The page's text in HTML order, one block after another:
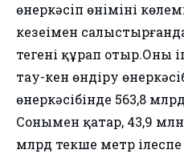
өнеркәсiп өнiмiнің
кезеңімен
теңгені құрап отыр.Оның
тау-кен өндіру
өнеркәсібінде 563,8
Сонымен қатар, 43,9
млрд текше метр